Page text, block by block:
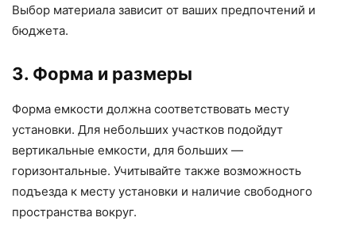
Выбор материала зависит от ваших предпочтений и
бюджета.
3. Форма и размеры
Форма емкости должна соответствовать месту
установки. Для небольших участков подойдут
вертикальные емкости, для больших —
горизонтальные. Учитывайте также возможность
подъезда к месту установки и наличие свободного
пространства вокруг.